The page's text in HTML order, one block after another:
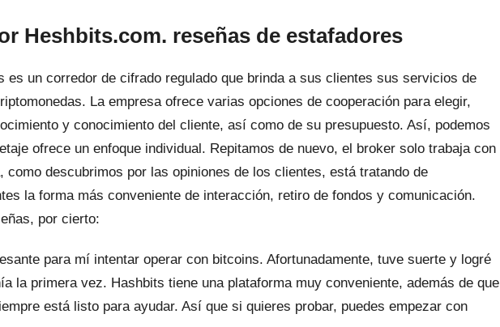
Heshbits.com. reseñas de estafadores
es un corredor de cifrado regulado que brinda a sus clientes sus servicios de
La empresa ofrece varias opciones de cooperación para elegir,
y conocimiento del cliente, así como de su presupuesto. Así, podemos
ofrece un enfoque individual. Repitamos de nuevo, el broker solo trabaja con
como descubrimos por las opiniones de los clientes, está tratando de
la forma más conveniente de interacción, retiro de fondos y comunicación.
por cierto:
para mí intentar operar con bitcoins. Afortunadamente, tuve suerte y logré
la primera vez. Hashbits tiene una plataforma muy conveniente, además de que
está listo para ayudar. Así que si quieres probar, puedes empezar con